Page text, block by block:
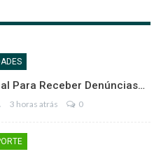
Para Receber Denúncias…
3 horas atrás 0